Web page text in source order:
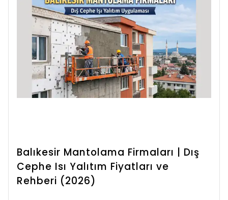
Balıkesir Mantolama Firmaları | Dış
Cephe Isı Yalıtım Fiyatları ve
Rehberi (2026)